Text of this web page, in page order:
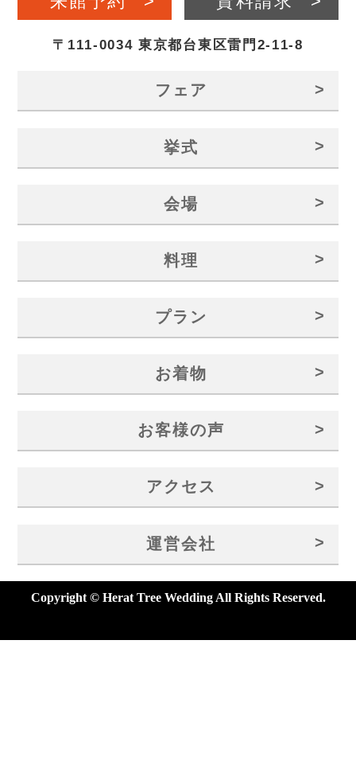
〒111-0034 東京都台東区雷門2-11-8
フェア >
挙式 >
会場 >
料理 >
プラン >
お着物 >
お客様の声 >
アクセス >
運営会社 >
Copyright © Herat Tree Wedding All Rights Reserved.